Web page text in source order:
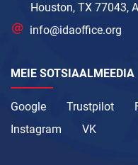
Houston, TX 77043,
info@idaoffice.org
MEIE SOTSIAALMEEDIA
Google Trustpilot
Instagram
VK